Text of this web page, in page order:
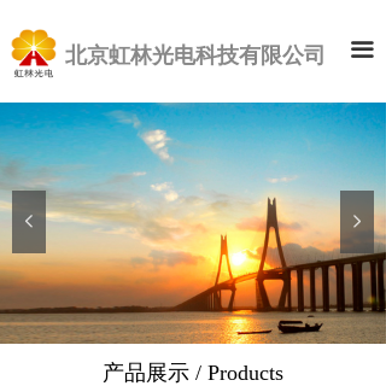
끀
넳 넲
北京虹林光电科技有限公司
产品展示 / Products